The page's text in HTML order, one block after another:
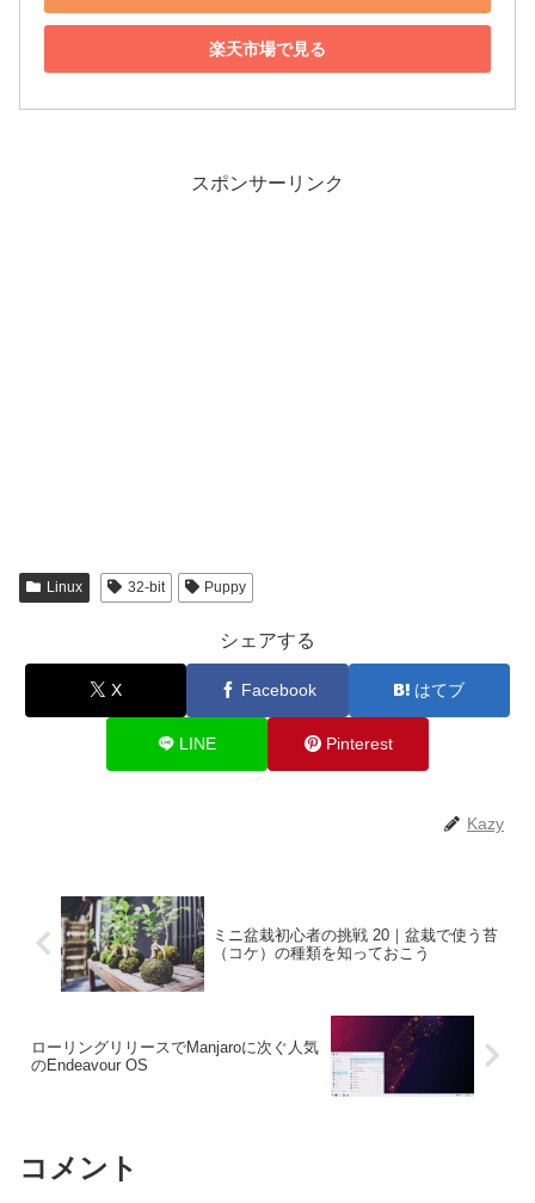
楽天市場で見る
スポンサーリンク
Linux 32-bit Puppy
シェアする
X Facebook はてブ
LINE Pinterest
Kazy
ミニ盆栽初心者の挑戦 20｜盆栽で使う苔
（コケ）の種類を知っておこう
ローリングリリースでManjaroに次ぐ人気
のEndeavour OS
コメント